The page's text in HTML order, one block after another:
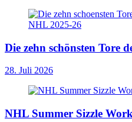
Die zehn schönsten Tore
28. Juli 2026
NHL Summer Sizzle